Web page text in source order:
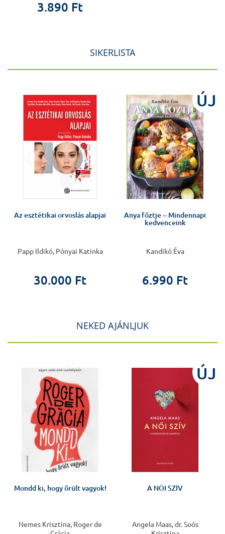
3.890 Ft
SIKERLISTA
Az esztétikai orvoslás alapjai
Papp Ildikó, Pónyai Katinka
30.000 Ft
ÚJ
Anya főztje -- Mindennapi
kedvenceink
Kandikó Éva
6.990 Ft
NEKED AJÁNLJUK
Mondd ki, hogy őrült vagyok!
Nemes Krisztina, Roger de
ÚJ
A NŐI SZÍV
Angela Maas, dr. Soós